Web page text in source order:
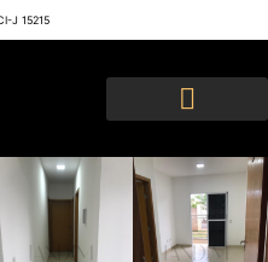
J 15215